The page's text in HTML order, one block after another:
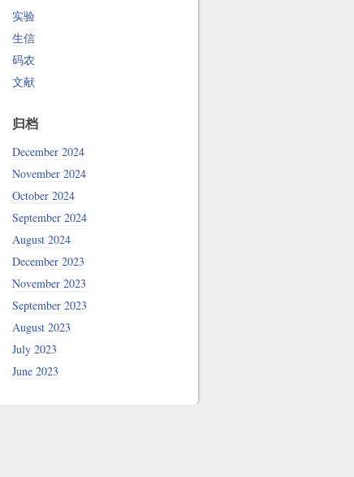
实验
生信
码农
文献
归档
December 2024
November 2024
October 2024
September 2024
August 2024
December 2023
November 2023
September 2023
August 2023
July 2023
June 2023